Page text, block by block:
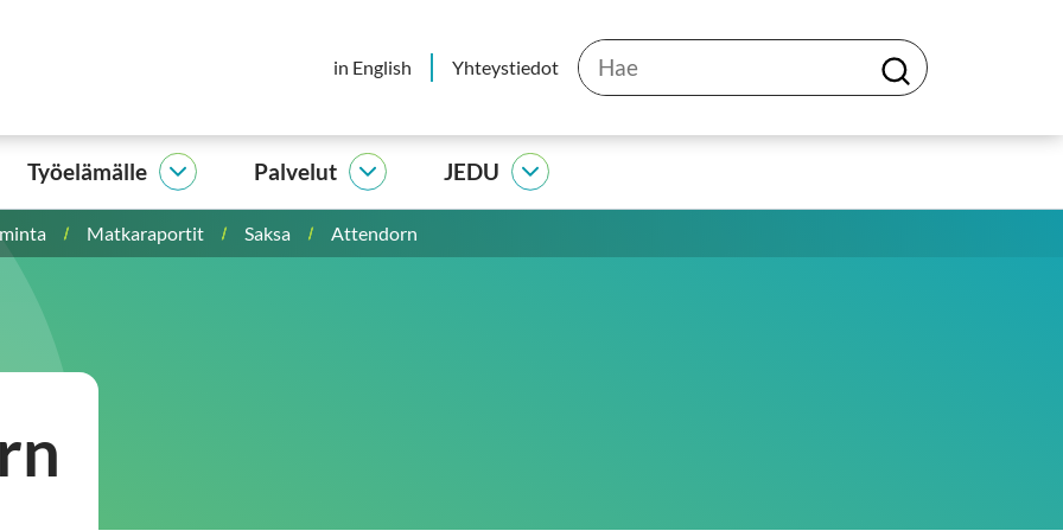
in English Yhteystiedot Hae
H
a
Työelämälle
Työelämälle
alasivut
Palvelut
Palvelut
alasivut
JEDU
JEDU
alasivut
Matkaraportit Saksa Attendorn